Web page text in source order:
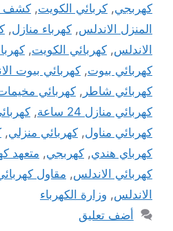
كهربجي, كربائي الكويت, كشف
المنزل الاندلس, كهرباء منازل,
الاندلس, كهربائي الكويت,
كهربائي بيوت, كهربائي بيوت
كهربائي شاطر , كهربائي
كهربائي منازل 24 ساعة
,
كهربائي مناول, كهربائي منزلي,
كهرباي هندي, كهربجي, متعهد
كهربائي الاندلس, مقاول
الاندلس, وزارة الكهرباء
أضف تعليق